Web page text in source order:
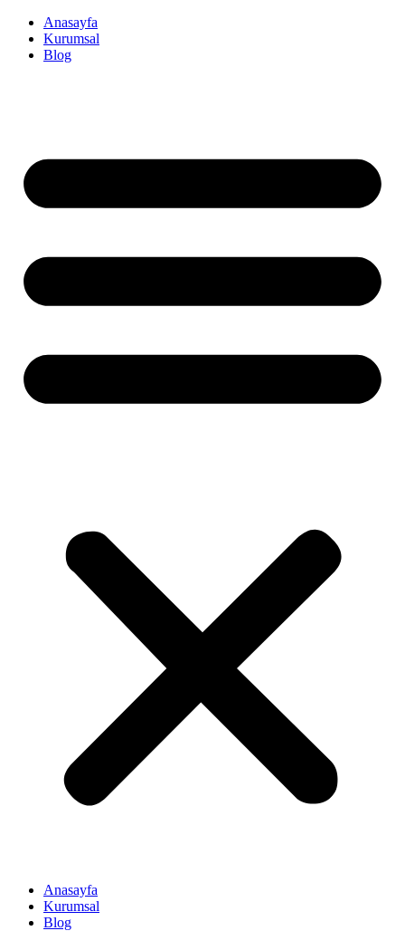
İçeriğe Anasayfa
Kurumsal
Blog
Anasayfa
Kurumsal
Blog